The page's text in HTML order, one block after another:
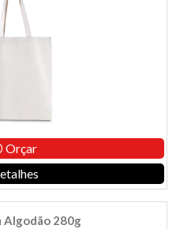
Orçar
Algodão 280g